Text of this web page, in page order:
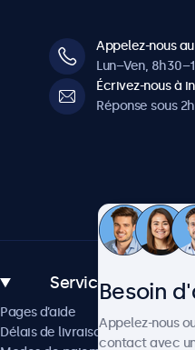
Appelez-nous
Lun–Ven,
Écrivez-nous à
Réponse sous
Service client
Pages d’aide
Délais de livraison
Besoin
Appelez-nous
contact avec